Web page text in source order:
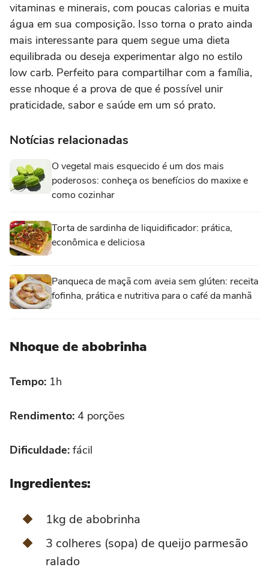
vitaminas e minerais, com poucas calorias e muita
água em sua composição. Isso torna o prato ainda
mais interessante para quem segue uma dieta
equilibrada ou deseja experimentar algo no estilo
low carb. Perfeito para compartilhar com a família,
esse nhoque é a prova de que é possível unir
praticidade, sabor e saúde em um só prato.
Notícias relacionadas
O vegetal mais esquecido é um dos mais
poderosos: conheça os benefícios do maxixe e
como cozinhar
Torta de sardinha de liquidificador: prática,
econômica e deliciosa
Panqueca de maçã com aveia sem glúten: receita
fofinha, prática e nutritiva para o café da manhã
Nhoque de abobrinha
Tempo: 1h
Rendimento: 4 porções
Dificuldade: fácil
Ingredientes:
1kg de abobrinha
3 colheres (sopa) de queijo parmesão
ralado